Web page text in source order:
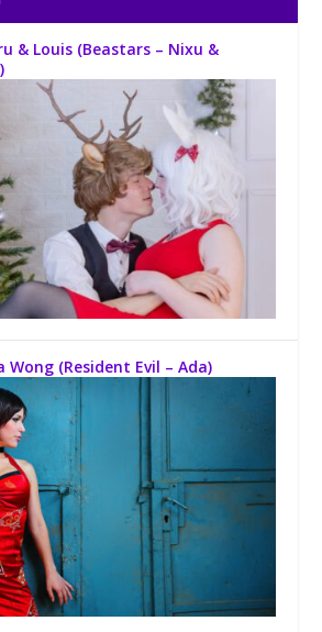
& Louis (Beastars – Nixu &
(Resident Evil – Ada)